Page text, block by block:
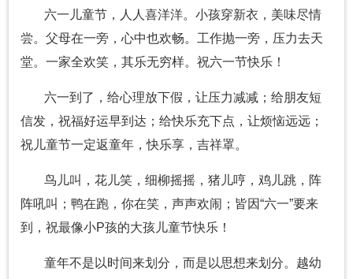
六一儿童节，人人喜洋洋。小孩穿新衣，美味尽情
尝。父母在一旁，心中也欢畅。工作抛一旁，压力去天
堂。一家全欢笑，其乐无穷样。祝六一节快乐！
六一到了，给心理放下假，让压力减减；给朋友短
信发，祝福好运早到达；给快乐充下点，让烦恼远远；
祝儿童节一定返童年，快乐享，吉祥罩。
鸟儿叫，花儿笑，细柳摇摇，猪儿哼，鸡儿跳，阵
阵吼叫；鸭在跑，你在笑，声声欢闹；皆因“六一”要来
到，祝最像小P孩的大孩儿童节快乐！
童年不是以时间来划分，而是以思想来划分。越幼